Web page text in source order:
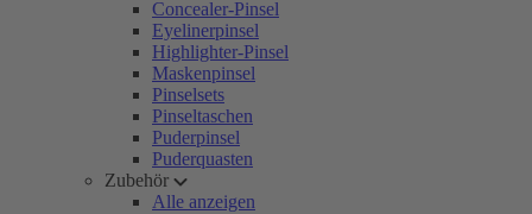
Concealer-Pinsel
Eyelinerpinsel
Highlighter-Pinsel
Maskenpinsel
Pinselsets
Pinseltaschen
Puderpinsel
Puderquasten
Zubehör
Alle anzeigen